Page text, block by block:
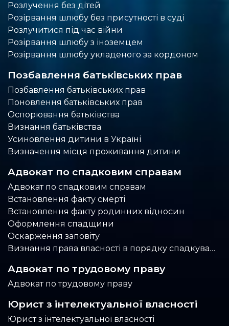
Розлучення без дітей
Розірвання шлюбу без присутності в суді
Розлучитися під час війни
Розірвання шлюбу з іноземцем
Розірвання шлюбу укладеного за кордоном
Позбавлення батьківських прав
Позбавлення батьківських прав
Поновлення батьківських прав
Оспорювання батьківства
Визнання батьківства
Усиновлення дитини в Україні
Визначення місця проживання дитини
Адвокат по спадковим справам
Адвокат по спадковим справам
Встановлення факту смерті
Встановлення факту родинних відносин
Оформлення спадщини
Оскарження заповіту
Визнання права власності в порядку спадкування
Адвокат по трудовому праву
Адвокат по трудовому праву
Юрист з інтелектуальної власності
Юрист з інтелектуальної власності